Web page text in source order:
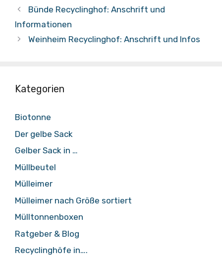
Bünde Recyclinghof: Anschrift und
Informationen
Weinheim Recyclinghof: Anschrift und Infos
Kategorien
Biotonne
Der gelbe Sack
Gelber Sack in …
Müllbeutel
Mülleimer
Mülleimer nach Größe sortiert
Mülltonnenboxen
Ratgeber & Blog
Recyclinghöfe in….